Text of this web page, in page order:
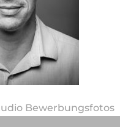
Bewerbungsfotos